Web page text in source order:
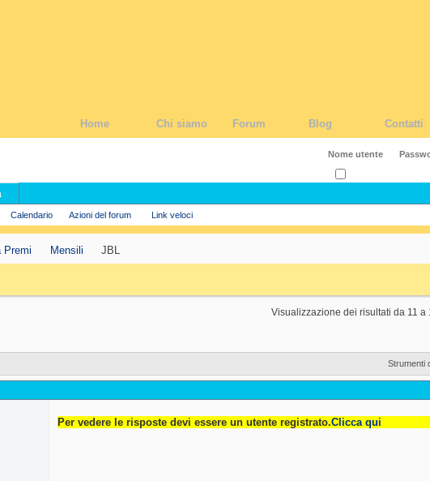
Home Chi siamo Forum Blog Contatti
Calendario Azioni del forum Link veloci
Premi Mensili JBL
Visualizzazione dei risultati da 11 a
Strumenti
Per vedere le risposte devi essere un utente registrato.Clicca qui